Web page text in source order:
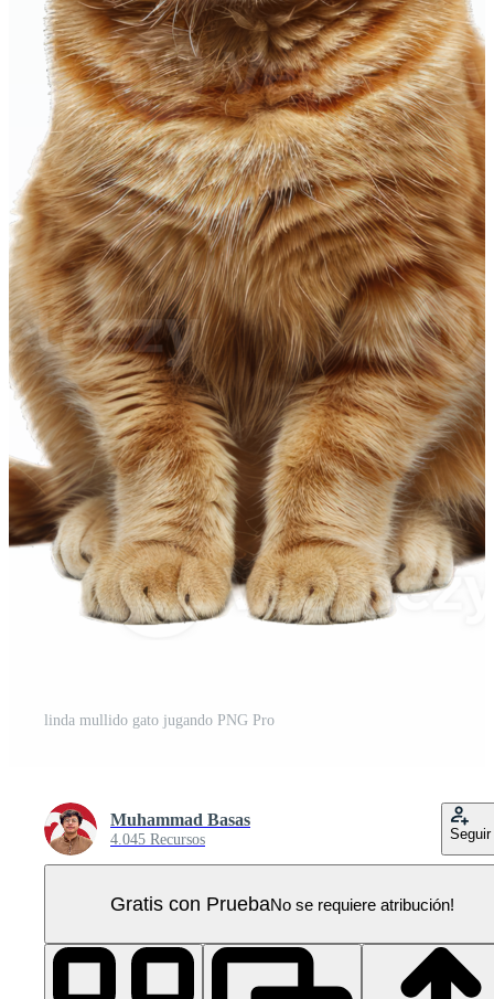
linda mullido gato jugando PNG Pro
Muhammad Basas
4.045 Recursos Seguir
Gratis con PruebaNo se requiere atribución!